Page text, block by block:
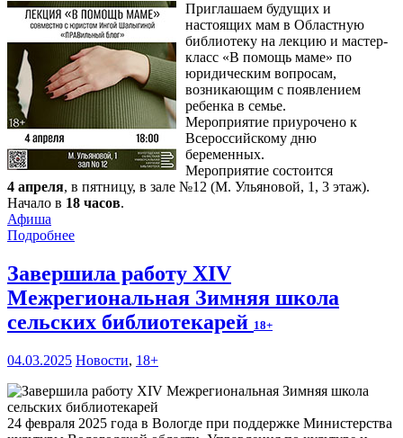
Приглашаем будущих и
настоящих мам в Областную
библиотеку на лекцию и мастер-
класс «В помощь маме» по
юридическим вопросам,
возникающим с появлением
ребенка в семье.
Мероприятие приурочено к
Всероссийскому дню
беременных.
Мероприятие состоится
4 апреля, в пятницу, в зале №12 (М. Ульяновой, 1, 3 этаж).
Начало в 18 часов.
Афиша
Подробнее
Завершила работу XIV
Межрегиональная Зимняя школа
сельских библиотекарей 18+
04.03.2025 Новости, 18+
24 февраля 2025 года в Вологде при поддержке Министерства